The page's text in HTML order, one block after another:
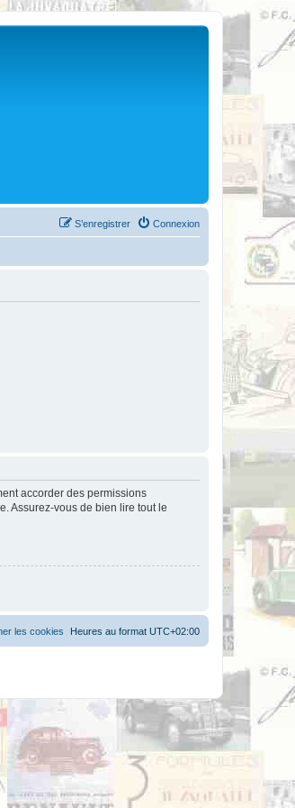
Connexion
S’enregistrer
accorder des permissions
Assurez-vous de bien lire tout le
Heures au format UTC+02:00
les cookies